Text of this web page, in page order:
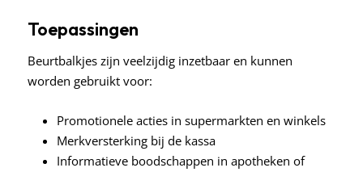
Toepassingen
Beurtbalkjes zijn veelzijdig inzetbaar en kunnen
worden gebruikt voor:
Promotionele acties in supermarkten en winkels
Merkversterking bij de kassa
Informatieve boodschappen in apotheken of